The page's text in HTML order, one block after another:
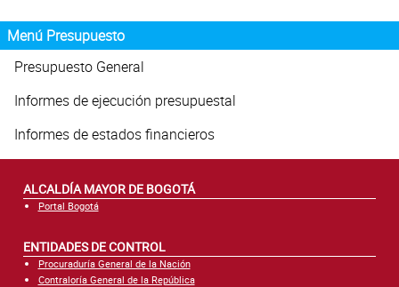
Menú Presupuesto
Presupuesto General
Informes de ejecución presupuestal
Informes de estados financieros
ALCALDÍA MAYOR DE BOGOTÁ
Portal Bogotá
ENTIDADES DE CONTROL
Procuraduría General de la Nación
Contraloría General de la República